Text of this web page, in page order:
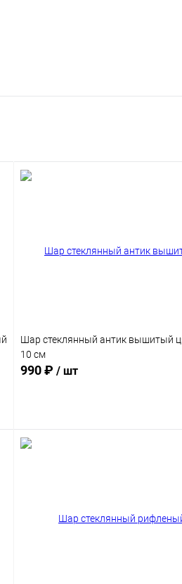
Шар стеклянный антик вышитый
10 см
990 ₽ / шт
Подписаться